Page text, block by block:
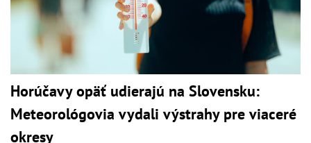
Horúčavy opäť udierajú na Slovensku:
Meteorológovia vydali výstrahy pre viaceré
okresy